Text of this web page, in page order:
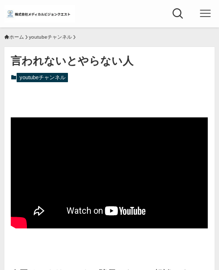
ホーム youtubeチャンネル
言われないとやらない人
youtubeチャンネル